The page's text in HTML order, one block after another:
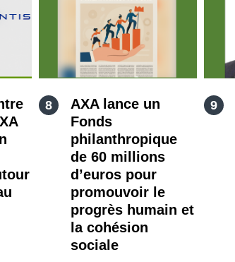
AXA lance un
Fonds
philanthropique
de 60 millions
d’euros pour
promouvoir le
progrès humain et
la cohésion
sociale